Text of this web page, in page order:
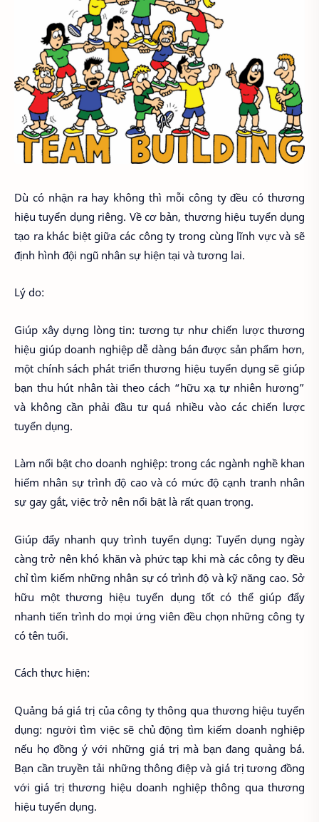
Dù có nhận ra hay không thì mỗi công ty đều có thương
hiệu tuyển dụng riêng. Về cơ bản, thương hiệu tuyển dụng
tạo ra khác biệt giữa các công ty trong cùng lĩnh vực và sẽ
định hình đội ngũ nhân sự hiện tại và tương lai.
Lý do:
Giúp xây dựng lòng tin: tương tự như chiến lược thương
hiệu giúp doanh nghiệp dễ dàng bán được sản phẩm hơn,
một chính sách phát triển thương hiệu tuyển dụng sẽ giúp
bạn thu hút nhân tài theo cách “hữu xạ tự nhiên hương”
và không cần phải đầu tư quá nhiều vào các chiến lược
tuyển dụng.
Làm nổi bật cho doanh nghiệp: trong các ngành nghề khan
hiếm nhân sự trình độ cao và có mức độ cạnh tranh nhân
sự gay gắt, việc trở nên nổi bật là rất quan trọng.
Giúp đẩy nhanh quy trình tuyển dụng: Tuyển dụng ngày
càng trở nên khó khăn và phức tạp khi mà các công ty đều
chỉ tìm kiếm những nhân sự có trình độ và kỹ năng cao. Sở
hữu một thương hiệu tuyển dụng tốt có thể giúp đẩy
nhanh tiến trình do mọi ứng viên đều chọn những công ty
có tên tuổi.
Cách thực hiện:
Quảng bá giá trị của công ty thông qua thương hiệu tuyển
dụng: người tìm việc sẽ chủ động tìm kiếm doanh nghiệp
nếu họ đồng ý với những giá trị mà bạn đang quảng bá.
Bạn cần truyền tải những thông điệp và giá trị tương đồng
với giá trị thương hiệu doanh nghiệp thông qua thương
hiệu tuyển dụng.